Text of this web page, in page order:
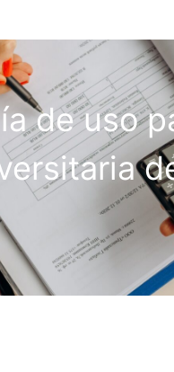
de uso